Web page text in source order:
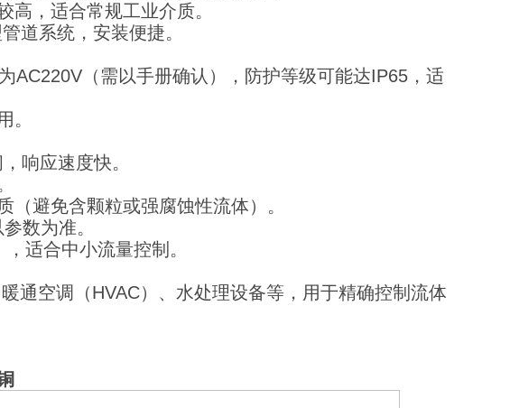
，适合常规工业介质。
道系统，安装便捷。
AC220V（需以手册确认），防护等级可能达IP65，适
。
响应速度快。
避免含颗粒或强腐蚀性流体）。
数为准。
适合中小流量控制。
通空调（HVAC）、水处理设备等，用于精确控制流体